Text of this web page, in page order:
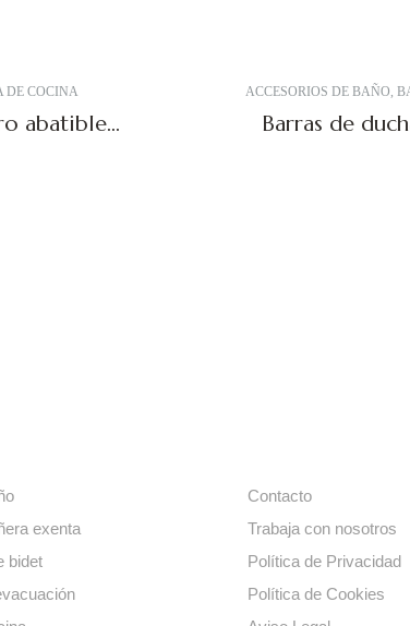
DE COCINA
abatible
ACCESORIOS DE BAÑO,
Barras de
exenta
bidet
Contacto
Trabaja con nosotros
Política de Privacidad
Política de Cookies